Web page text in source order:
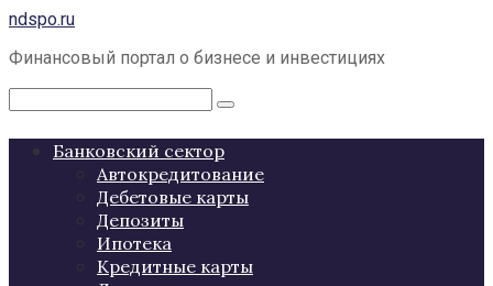
Перейти
контенту
ndspo.ru
Финансовый портал о бизнесе и инвестициях
Поиск:
Банковский сектор
Автокредитование
Дебетовые карты
Депозиты
Ипотека
Кредитные карты